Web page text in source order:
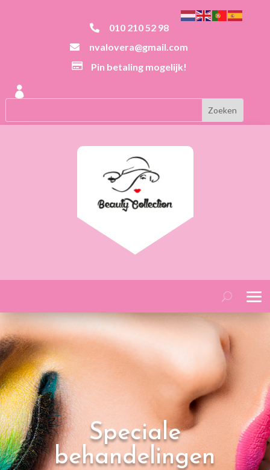
 010 210 52 98
 nvalovera@gmail.com
 Pin betaling mogelijk!

Speciale
behandelingen